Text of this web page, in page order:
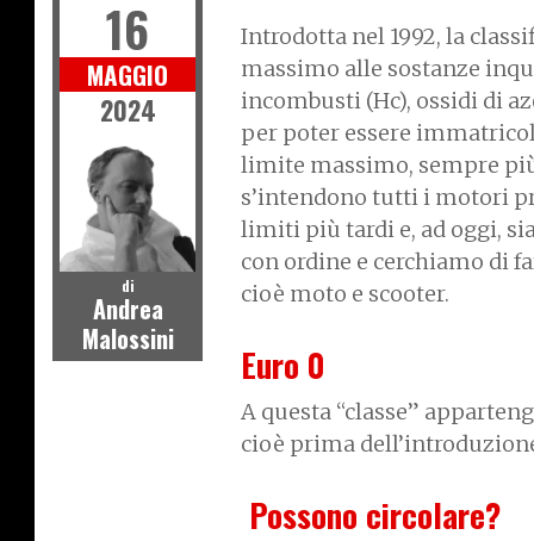
Introdotta nel 1992, la
massimo alle sostanze
incombusti (Hc), ossidi di
per poter essere
limite massimo, sempre
s’intendono tutti i motori
limiti più tardi e, ad oggi,
con ordine e cerchiamo di
cioè moto e scooter.
Euro 0
A questa “classe”
cioè prima
Possono circolare?
16
MAGGIO
2024
di
Andrea
Malossini